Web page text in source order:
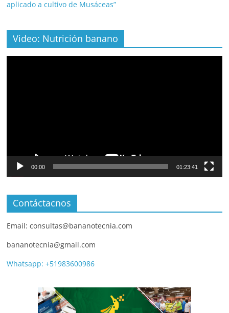
aplicado a cultivo de Musáceas”
Video: Nutrición banano
00:00 01:23:41
Contáctacnos
Email: consultas@bananotecnia.com
bananotecnia@gmail.com
Whatsapp: +51983600986